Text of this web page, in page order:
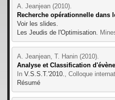
A. Jeanjean (2010).
Recherche opérationnelle dans
Voir les slides.
Les Jeudis de l'Optimisation.
A. Jeanjean, T. Hanin (2010).
Analyse et Classification
In V.S.S.T.'2010.
, Colloque
Résumé